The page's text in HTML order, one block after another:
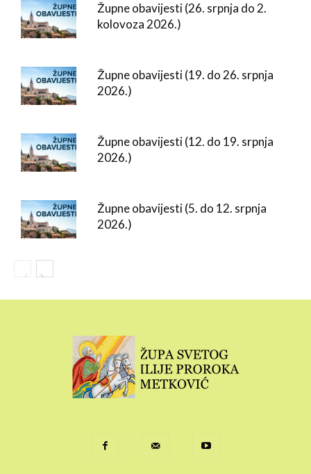
Župne obavijesti (26. srpnja do 2.
kolovoza 2026.)
Župne obavijesti (19. do 26. srpnja
2026.)
Župne obavijesti (12. do 19. srpnja
2026.)
Župne obavijesti (5. do 12. srpnja
2026.)